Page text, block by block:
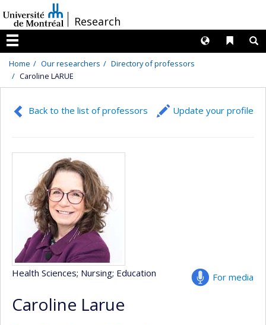
au
contenu
/Research
Menu
Liens
Langues
Home Our researchers
Directory of professors
Caroline LARUE
Back to the list of professors Update your profile
For media
Health Sciences; Nursing; Education
Caroline Larue